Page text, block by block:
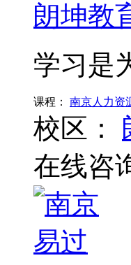
朗坤教
学习是
课程： 南京人力资
校区：
在线咨